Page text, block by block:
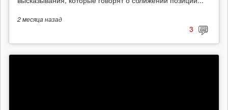
2 месяцаназад
3